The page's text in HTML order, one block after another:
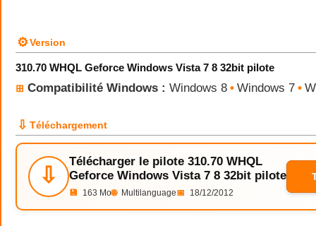
⚙Version
310.70 WHQL Geforce Windows Vista 7 8 32bit pilote
⊞ Compatibilité Windows : Windows 8 • Windows 7 •
⇩ Téléchargement
⇩
Télécharger le pilote 310.70 WHQL
Geforce Windows Vista 7 8 32bit pilote
💾 163 Mo🌐 Multilanguage📅 18/12/2012